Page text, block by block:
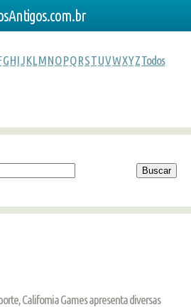
GHIJKLMNOPQRSTUVWXYZTodos
California Games apresenta diversas